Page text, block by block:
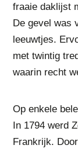
fraaie daklijst
De gevel was
leeuwtjes.
met twintig
waarin recht
Op enkele
In 1794 werd
Frankrijk.